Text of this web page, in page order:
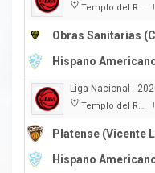
Templo del Rock |
Obras Sanitarias
Hispano
Liga Nacional -
Templo del Rock |
Platense (Vicente
Hispano